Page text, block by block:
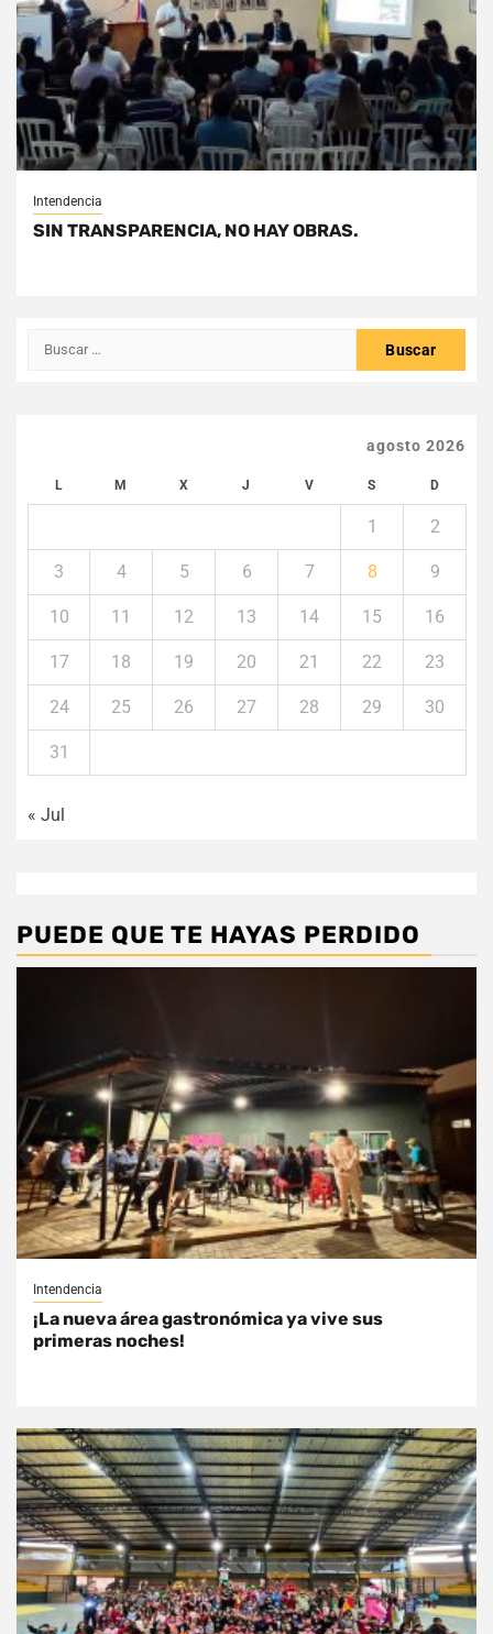
Intendencia
SIN TRANSPARENCIA, NO HAY OBRAS.
Buscar:
agosto 2026
L M X J V S D
1 2
3 4 5 6 7 8 9
10 11 12 13 14 15 16
17 18 19 20 21 22 23
24 25 26 27 28 29 30
31
« Jul
PUEDE QUE TE HAYAS PERDIDO
Intendencia
¡La nueva área gastronómica ya vive sus
primeras noches!